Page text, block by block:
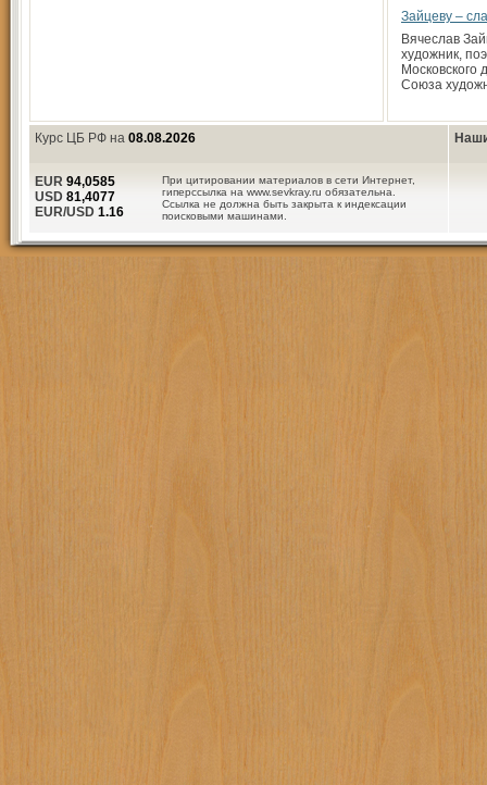
Зайцеву –
Вячеслав
художник,
Союза
Курс ЦБ РФ на 08.08.2026
При цитировании материалов в сети Интернет,
гиперссылка на www.sevkray.ru обязательна.
Ссылка не должна быть закрыта к индексации
поисковыми машинами.
EUR 94,0585
USD 81,4077
EUR/USD 1.16